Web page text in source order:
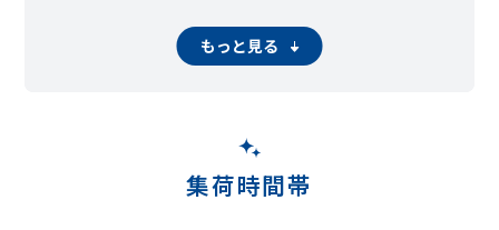
もっと見る
集荷時間帯